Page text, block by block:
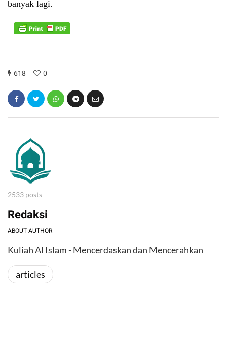
banyak lagi.
618 0
2533 posts
Redaksi
ABOUT AUTHOR
Kuliah Al Islam - Mencerdaskan dan Mencerahkan
articles